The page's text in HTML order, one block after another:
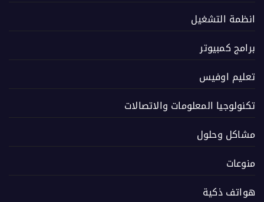
انظمة التشغيل
برامج كمبيوتر
تعليم اوفيس
تكنولوجيا المعلومات والاتصالات
مشاكل وحلول
منوعات
هواتف ذكية